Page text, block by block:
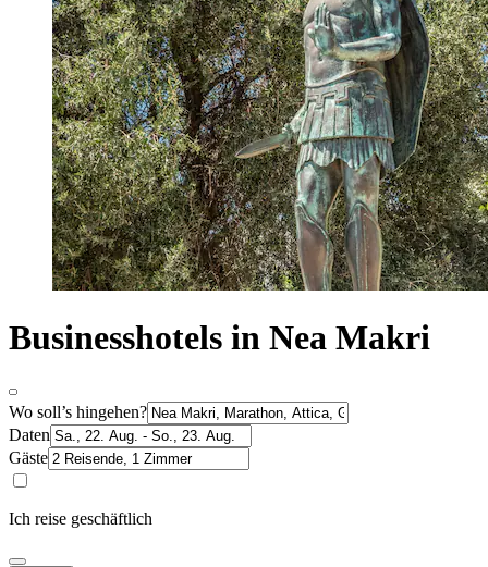
Businesshotels in Nea Makri
Wo soll’s hingehen?
Daten
Gäste
Ich reise geschäftlich